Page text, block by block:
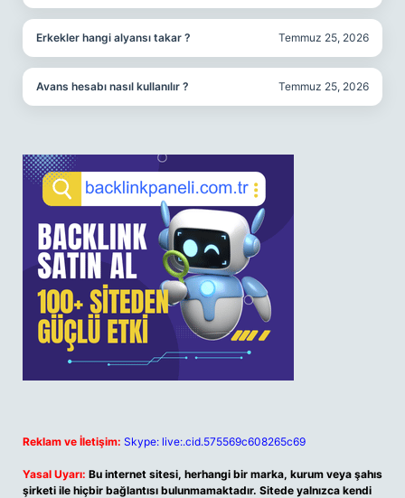
Erkekler hangi alyansı takar ? Temmuz 25, 2026
Avans hesabı nasıl kullanılır ? Temmuz 25, 2026
Reklam ve İletişim: Skype: live:.cid.575569c608265c69
Yasal Uyarı: Bu internet sitesi, herhangi bir marka, kurum veya şahıs
şirketi ile hiçbir bağlantısı bulunmamaktadır. Sitede yalnızca kendi